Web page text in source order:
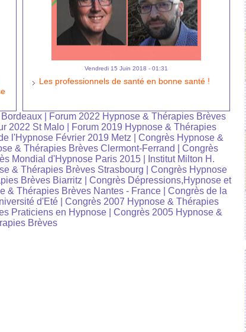
Vendredi 15 Juin 2018 - 01:31
Les professionnels de santé en bonne santé !
Forum 2022 Hypnose & Thérapies Brèves
2022 St Malo
Forum 2019 Hypnose & Thérapies
l'Hypnose Février 2019 Metz
Congrès Hypnose &
& Thérapies Brèves Clermont-Ferrand
Congrès
Mondial d'Hypnose Paris 2015
Institut Milton H.
& Thérapies Brèves Strasbourg
Congrès Hypnose
Brèves Biarritz
Congrès Dépressions,Hypnose et
& Thérapies Brèves Nantes - France
Congrès de la
d'Eté
Congrès 2007 Hypnose & Thérapies
Praticiens en Hypnose
Congrès 2005 Hypnose &
Brèves